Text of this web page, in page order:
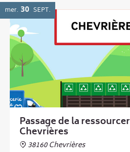
mer. 30 SEPT.
Passage de la
Chevrières
38160 Chevrières